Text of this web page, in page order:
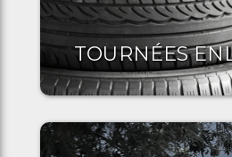
TOURNÉES